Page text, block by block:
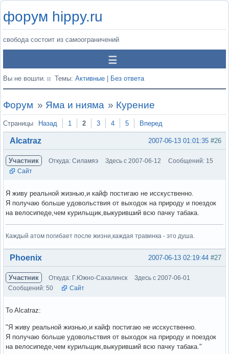
форум hippy.ru
свобода состоит из самоограничений
Вы не вошли. Темы: Активные Без ответа
Форум » Яма и нияма » Курение
Страницы Назад 1 2 3 4 5 Вперед
#26
2007-06-13 01:01:35
Alcatraz
Участник Откуда: Силамяэ Здесь с 2007-06-12
Сообщений: 15
Сайт
Я живу реальной жизнью,и кайф постигаю не исскуственно.
Я получаю больше удовольствия от выходок на природу и поездок
на велосипеде,чем курильщик,выкуривший всю пачку табака.
Каждый атом погибает после жизни,каждая травинка - это душа.
Вне форума #27
2007-06-13 02:19:44
Phoenix
Участник Откуда: Г.Южно-Сахалинск
Здесь с 2007-06-01
Сообщений: 50
Сайт
To Alcatraz:
"Я живу реальной жизнью,и кайф постигаю не исскуственно.
Я получаю больше удовольствия от выходок на природу и поездок
на велосипеде,чем курильщик,выкуривший всю пачку табака."